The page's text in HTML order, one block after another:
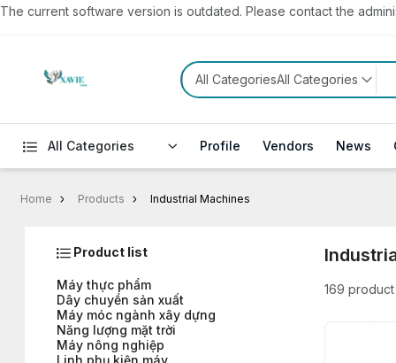
The current software version is outdated. Please contact the
All CategoriesAll Categories
All Categories Profile Vendors News
Home Products Industrial Machines
Product list
Máy thực phẩm
Dây chuyền sản xuất
Máy móc ngành xây dựng
Năng lượng mặt trời
Máy nông nghiệp
169 product